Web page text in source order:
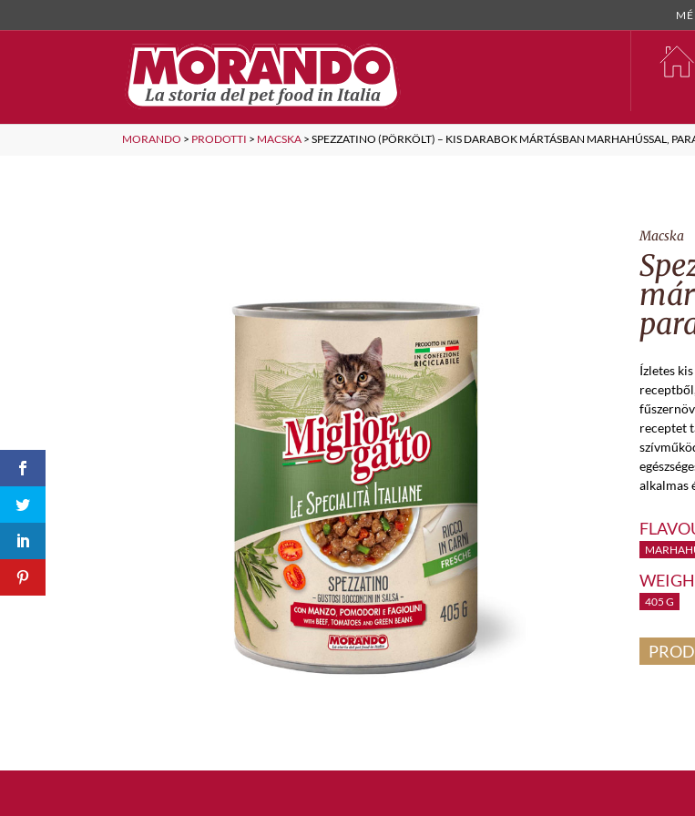
MORANDO > PRODOTTI > MACSKA >SPEZZATINO (PÖRKÖLT) – KIS DARABOK MÁRTÁSBAN MARHAHÚSSAL,
Macska
Ízletes
receptet
alkalmas
405 G